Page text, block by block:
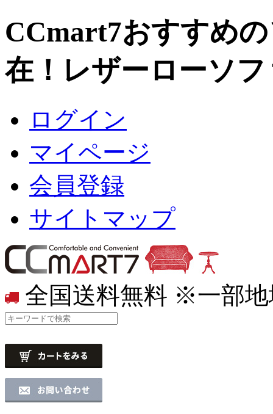
CCmart7おすすめ
在！レザーローソ
ログイン
マイページ
会員登録
サイトマップ
全国送料無料 ※一部地